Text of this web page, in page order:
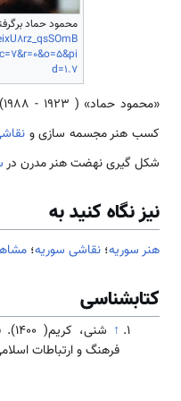
محمود حماد
d=1.7
«محمود حماد» ( 1923 - 1988) از نخستین فرنگ­ رفته­ های
کسب هنر مجسمه ­سازی و
شکل­ گیری نهضت هنر مدرن در
نیز نگاه کنید به
هنر سوریه؛ نقاشی سوریه؛
کتابشناسی
↑ شنی، کریم( 1400). فرهنگ و تاریخ
فرهنگ و ارتباطات